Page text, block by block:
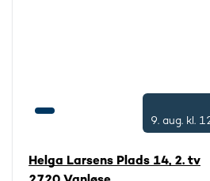
9. aug. kl.
Helga Larsens Plads 14, 2. tv